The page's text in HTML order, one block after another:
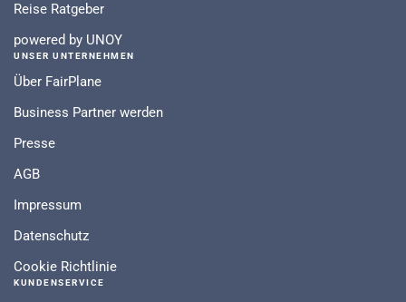
Reise Ratgeber
powered by UNOY
UNSER UNTERNEHMEN
Über FairPlane
Business Partner werden
Presse
AGB
Impressum
Datenschutz
Cookie Richtlinie
KUNDENSERVICE